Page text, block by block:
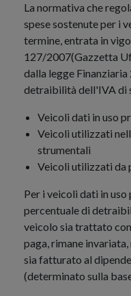
La normativa che
spese sostenute per i
termine, entrata in
127/2007(Gazzetta
dalla legge
detraibilità dell'IVA di
Veicoli dati in uso
Veicoli utilizzati
strumentali
Veicoli utilizzati da
Per i veicoli dati in
percentuale di
veicolo sia trattato
paga, rimane
sia fatturato al
(determinato sulla